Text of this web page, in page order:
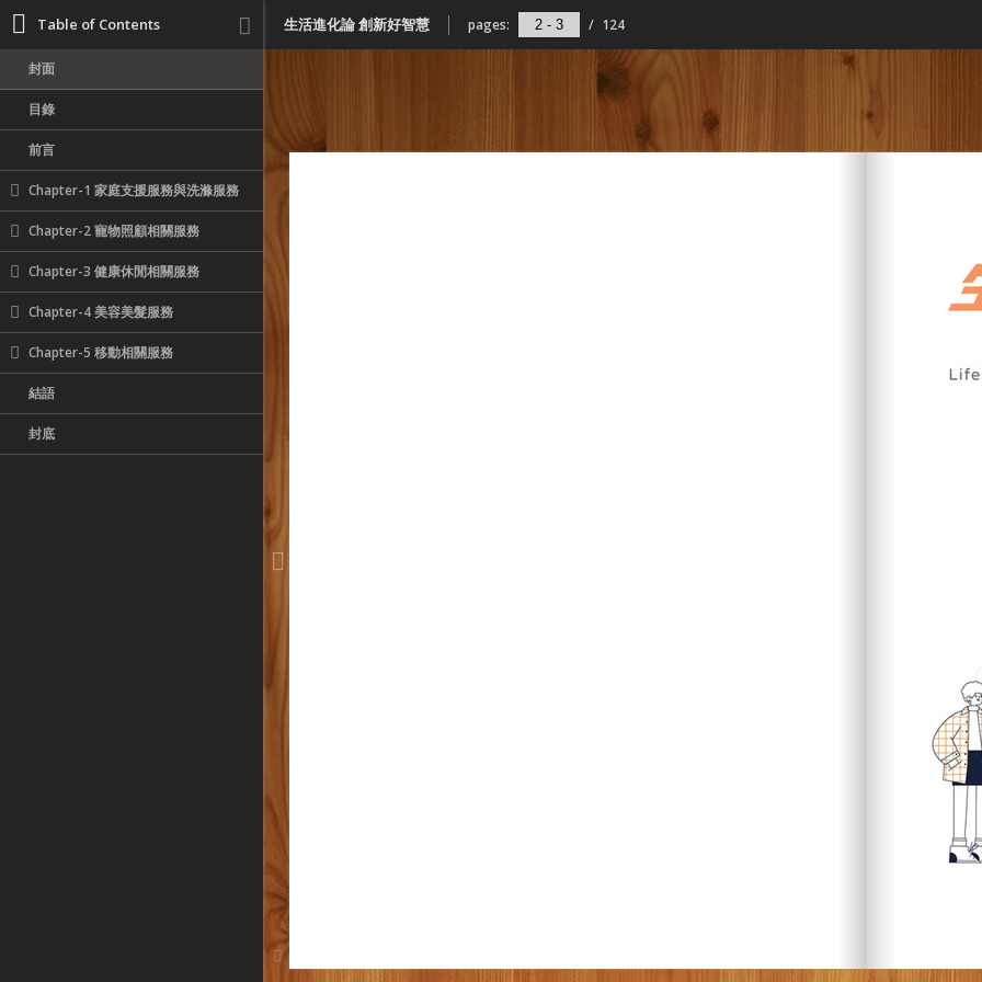
生活進化論 創新好智慧 pages: / 124
Table of Contents
封面
目錄
前言
Chapter-1 家庭支援服務與洗滌服務
Chapter-2 寵物照顧相關服務
Chapter-3 健康休閒相關服務
Chapter-4 美容美髮服務
Chapter-5 移動相關服務
結語
封底